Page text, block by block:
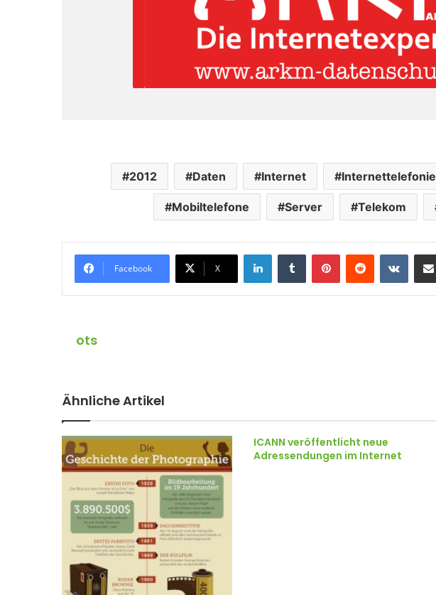
2012 Daten Internet Internettelefonie
Mobiltelefone Server Telekom
Facebook X
ots
Ähnliche Artikel
ICANN veröffentlicht neue
Adressendungen im Internet